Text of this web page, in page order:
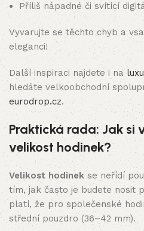
Příliš nápadné či svítící
Vyvarujte se těchto chyb a
eleganci!
Další inspiraci najdete i na
hledáte velkoobchodní
eurodrop.cz.
Praktická rada: Jak si
velikost hodinek?
Velikost hodinekse neřídí
tím, jak často je budete nosit
platí, že pro společenské
střední pouzdro (36–42 mm).